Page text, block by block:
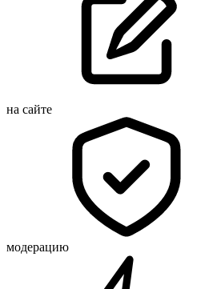
на сайте
модерацию